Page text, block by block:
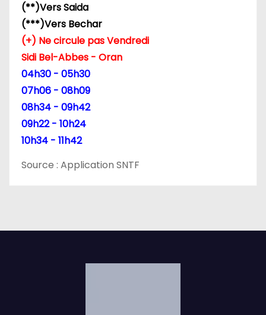
(**)Vers Saida
(***)Vers Bechar
(+) Ne circule pas Vendredi
Sidi Bel-Abbes - Oran
04h30 - 05h30
07h06 - 08h09
08h34 - 09h42
09h22 - 10h24
10h34 - 11h42
Source : Application SNTF